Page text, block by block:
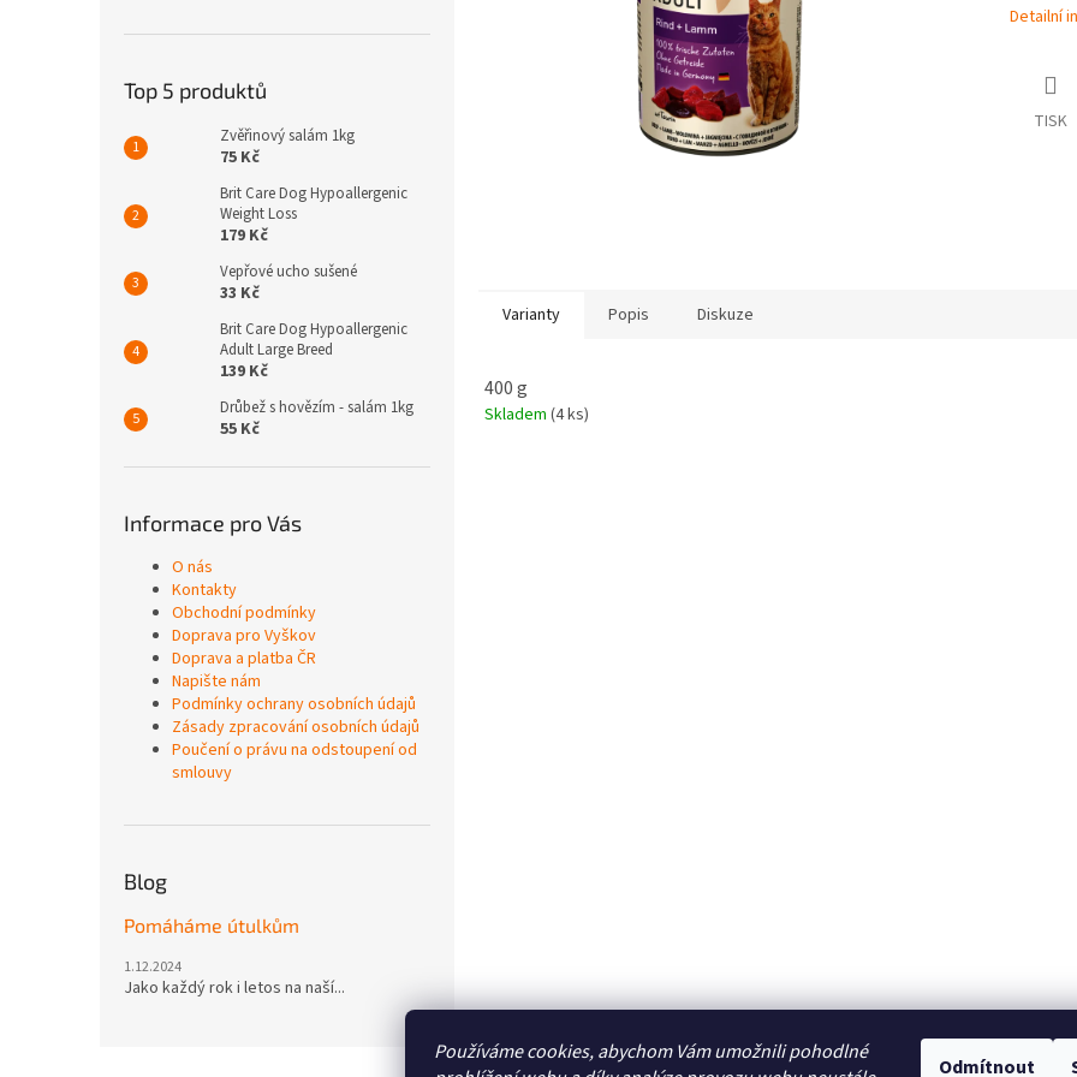
Používáme cookies, abychom Vám umožnili pohodlné
Odmítnout
Top 5 produktů
Zvěřinový salám 1kg
75 Kč
Brit Care Dog Hypoallergenic
Weight Loss
179 Kč
Vepřové ucho sušené
33 Kč
Brit Care Dog Hypoallergenic
Adult Large Breed
139 Kč
Drůbež s hovězím - salám 1kg
55 Kč
Informace pro Vás
O nás
Kontakty
Obchodní podmínky
Doprava pro Vyškov
Doprava a platba ČR
Napište nám
Podmínky ochrany osobních údajů
Zásady zpracování osobních údajů
Poučení o právu na odstoupení od
smlouvy
Blog
Pomáháme útulkům
1.12.2024
Jako každý rok i letos na naší...
Detailní
TISK
Varianty Popis Diskuze
400 g
Skladem (4 ks)